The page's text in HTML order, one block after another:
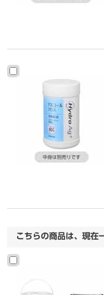
こちらの商品は、現在